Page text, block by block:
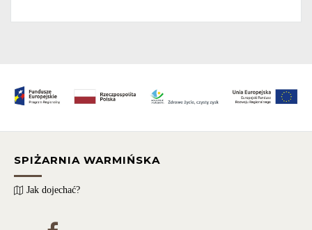
SPIŻARNIA WARMIŃSKA
Jak dojechać?